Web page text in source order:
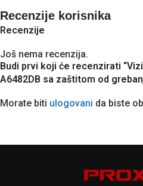
Recenzije korisnika
Recenzije
Još nema recenzija.
Budi prvi koji će recenzirati
A6482DB sa zaštitom od
Morate biti ulogovani da biste